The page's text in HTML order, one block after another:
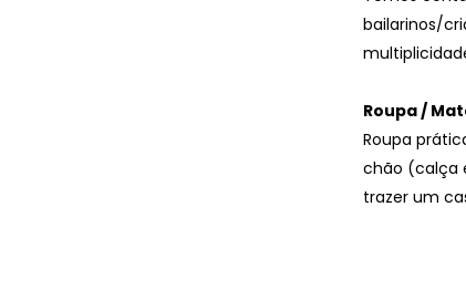
bailarinos/
Roupa /
Roupa
chão (calça
trazer um